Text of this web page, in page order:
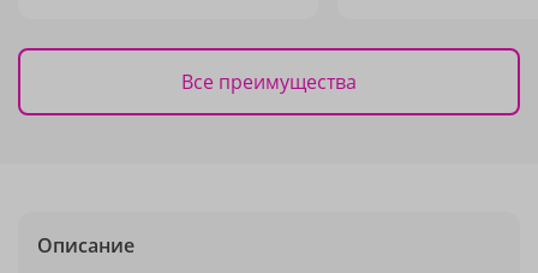
Все преимущества
Описание